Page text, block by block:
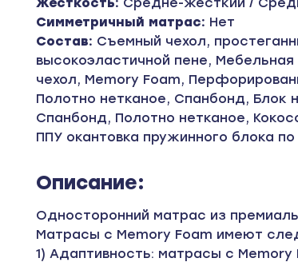
Симметричный матрас: Нет
Состав: Съемный чехол,
высокоэластичной пене,
чехол, Memory Foam,
Полотно нетканое, Спанбонд, Блок
Спанбонд, Полотно нетканое,
ППУ окантовка пружинного блока
Описание:
Односторонний матрас из
Матрасы с Memory Foam имеют
1) Адаптивность: матрасы с